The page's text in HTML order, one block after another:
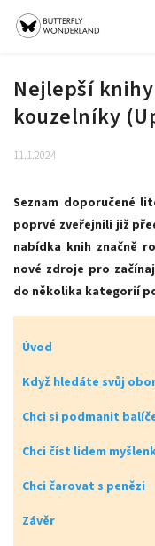
Nejlepší
kouzelníky
11.1.2024
Seznam doporučené
poprvé zveřejnili již
nabídka knih značně
nové zdroje pro
do několika kategorií
Úvod
Když hledáte svůj
Chci si podmanit
Chci číst lidem
Chci čarovat s penězi
Závěr